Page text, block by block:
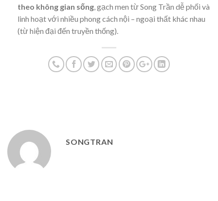
theo không gian sống, gạch men từ Song Trần dễ phối và
linh hoạt với nhiều phong cách nội – ngoại thất khác nhau
(từ hiện đại đến truyền thống).
SONGTRAN